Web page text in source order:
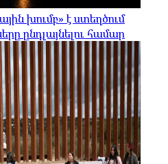
խումբ» է ստեղծում
ընդլայնելու համար